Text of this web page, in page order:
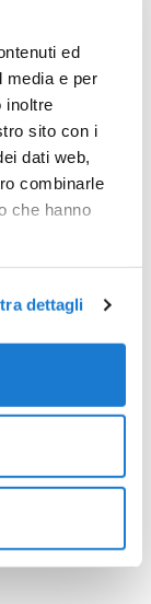
ed
media e per
inoltre
sito con i
dati web,
combinarle
che hanno
dettagli
Un
per
passi.